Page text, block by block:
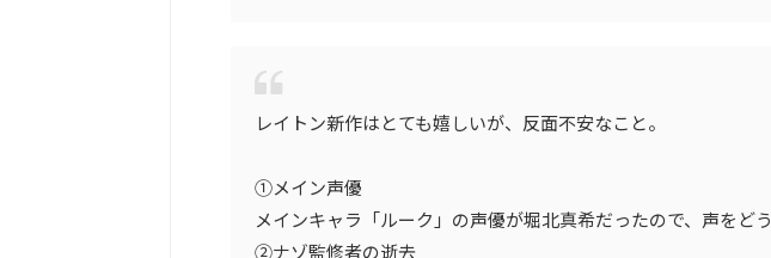
レイトン新作はとても嬉しいが、反面不安なこと。
①メイン声優
メインキャラ「ルーク」の声優が堀北真希だったので、声をどう
②ナゾ監修者の逝去